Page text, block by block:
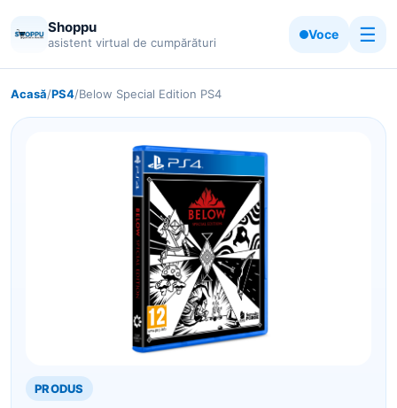
Shoppu
asistent virtual de cumpărături
Voce ☰
Acasă/PS4/Below Special Edition PS4
PRODUS